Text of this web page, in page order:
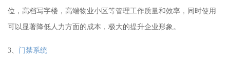
位，高档写字楼，高端物业小区等管理工作质量和效率，同时使用
可以显著降低 人力方面的成本，极大的提升企业形象。
3、 门禁系统